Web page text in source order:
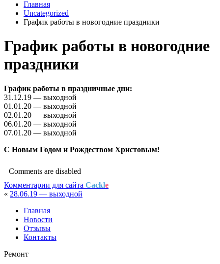
Главная
Uncategorized
График работы в новогодние праздники
График работы в новогодние
праздники
График работы в праздничные дни:
31.12.19 — выходной
01.01.20 — выходной
02.01.20 — выходной
06.01.20 — выходной
07.01.20 — выходной
С Новым Годом и Рождеством Христовым!
Comments are disabled
Комментарии для сайта Cackle
« 28.06.19 — выходной
Главная
Новости
Отзывы
Контакты
Ремонт